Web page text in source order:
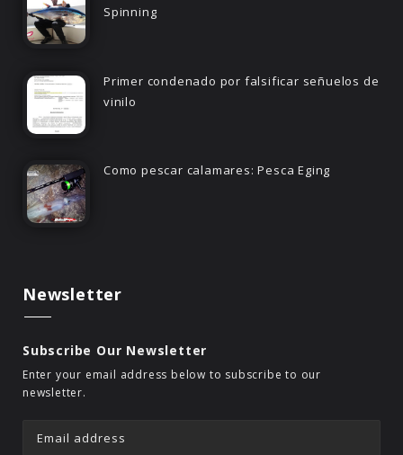
Spinning
Primer condenado por falsificar señuelos de
vinilo
Como pescar calamares: Pesca Eging
Newsletter
Subscribe Our Newsletter
Enter your email address below to subscribe to our
newsletter.